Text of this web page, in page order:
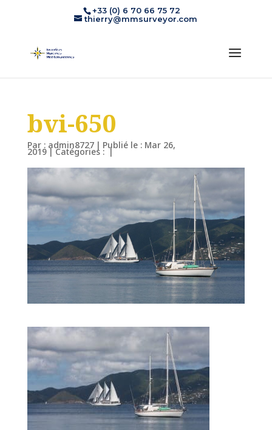
+33 (0) 6 70 66 75 72
thierry@mmsurveyor.com
bvi-650
Par : admin8727 | Publié le : Mar 26,
2019|Catégories : |